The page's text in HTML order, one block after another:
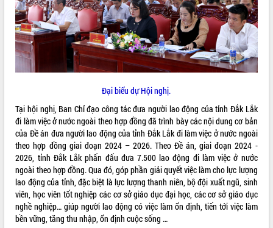
QUY HOẠCH - KẾ HOẠCH
Đại biểu dự Hội nghị.
Tại hội nghị, Ban Chỉ đạo công tác đưa người lao động của tỉnh Đắk Lắk
đi làm việc ở nước ngoài theo hợp đồng đã trình bày các nội dung cơ bản
của Đề án đưa người lao động của tỉnh Đắk Lắk đi làm việc ở nước ngoài
theo hợp đồng giai đoạn 2024 – 2026. Theo Đề án, giai đoạn 2024 -
2026, tỉnh Đắk Lắk phấn đấu đưa 7.500 lao động đi làm việc ở nước
ngoài theo hợp đồng. Qua đó, góp phần giải quyết việc làm cho lực lượng
lao động của tỉnh, đặc biệt là lực lượng thanh niên, bộ đội xuất ngũ, sinh
viên, học viên tốt nghiệp các cơ sở giáo dục đại học, các cơ sở giáo dục
nghề nghiệp… giúp người lao động có việc làm ổn định, tiến tới việc làm
bền vững, tăng thu nhập, ổn định cuộc sống …